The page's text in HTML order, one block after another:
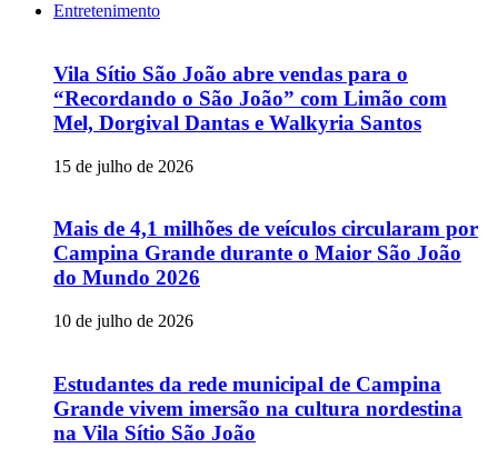
Entretenimento
Vila Sítio São João abre vendas para o
“Recordando o São João” com Limão com
Mel, Dorgival Dantas e Walkyria Santos
15 de julho de 2026
Mais de 4,1 milhões de veículos circularam por
Campina Grande durante o Maior São João
do Mundo 2026
10 de julho de 2026
Estudantes da rede municipal de Campina
Grande vivem imersão na cultura nordestina
na Vila Sítio São João